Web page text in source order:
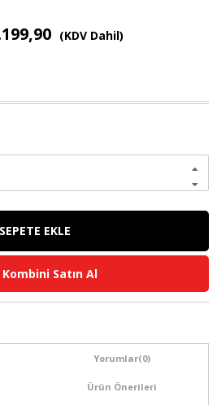
(KDV Dahil)
Satın Al
Yorumlar(0)
Ürün Önerileri